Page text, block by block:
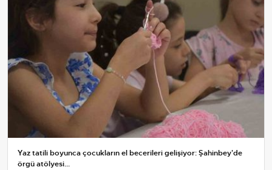
Yaz tatili boyunca çocukların el becerileri gelişiyor: Şahinbey'de
örgü atölyesi...